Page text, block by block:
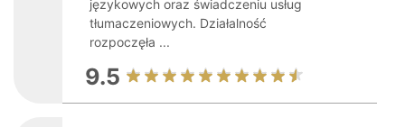
językowych oraz świadczeniu usług
tłumaczeniowych. Działalność
rozpoczęła ...
9.5